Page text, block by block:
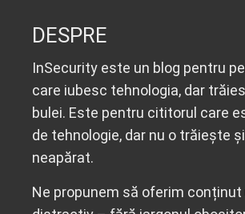
DESPRE
InSecurity este un blog pentru
care iubesc tehnologia, dar
bulei. Este pentru cititorul care
de tehnologie, dar nu o trăiește
neapărat.
Ne propunem să oferim conținut